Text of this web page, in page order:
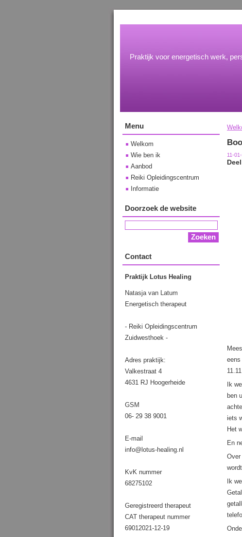
Praktijk voor energetisch werk,
11-
eens
Ik
ben
iets
Het
En
Over
Ik
Menu
Welkom
Wie ben ik
Aanbod
Reiki Opleidingscentrum
Informatie
Doorzoek de website
Contact
Praktijk Lotus Healing
Natasja van Latum
Energetisch therapeut
- Reiki Opleidingscentrum
Zuidwesthoek -
Adres praktijk:
Valkestraat 4
4631 RJ Hoogerheide
GSM
06- 29 38 9001
E-mail
info@lotus-healing.nl
KvK nummer
68275102
Geregistreerd therapeut
CAT therapeut nummer
69012021-12-19